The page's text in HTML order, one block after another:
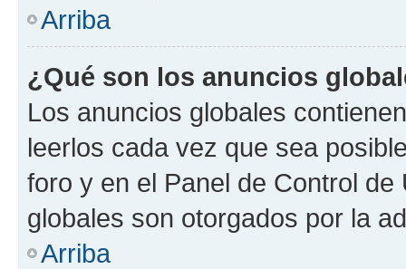
Arriba
¿Qué son los anuncios
Los anuncios globales
leerlos cada vez que sea
foro y en el Panel de Control
globales son otorgados por la
Arriba